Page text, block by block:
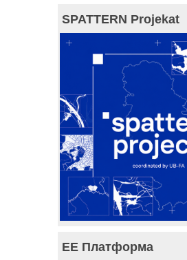
SPATTERN Projekat
ЕЕ Платформа